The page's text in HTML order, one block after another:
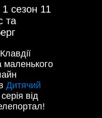
сезон 11
та
маленького
Дитячий
від